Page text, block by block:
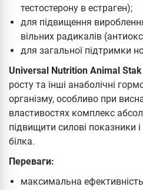
тестостерону в естраген);
для підвищення
вільних радикалів
для загальної підтримки
Universal Nutrition Animal Stak
росту та інші анаболічні
організму, особливо при
властивостях комплекс
підвищити силові показники
білка.
Переваги:
максимальна